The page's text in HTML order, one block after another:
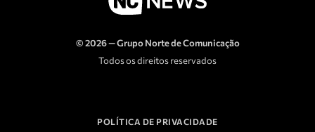
© 2026 — Grupo Norte de Comunicação
Todos os direitos reservados
POLÍTICA DE PRIVACIDADE